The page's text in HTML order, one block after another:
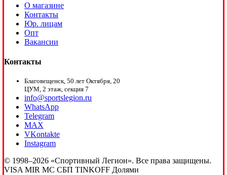
О магазине
Контакты
Юр. лицам
Опт
Вакансии
Контакты
Благовещенск, 50 лет Октября, 20
ЦУМ, 2 этаж, секция 7
info@sportslegion.ru
WhatsApp
Telegram
MAX
VKontakte
Instagram
© 1998–2026 «Спортивный Легион». Все права защищены.
VISA MIR MC СБП TINKOFF Долями